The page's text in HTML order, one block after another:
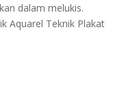
dalam melukis.
Aquarel Teknik Plakat